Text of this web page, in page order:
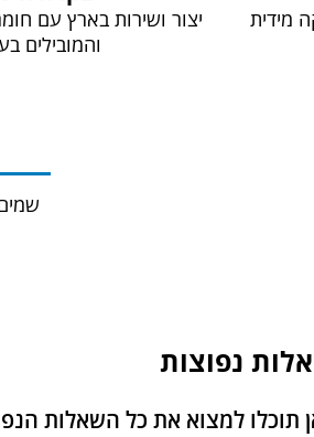
מידית
יצור ושירות בארץ עם
והמובילים
נפוצות
תוכלו למצוא את כל השאלות